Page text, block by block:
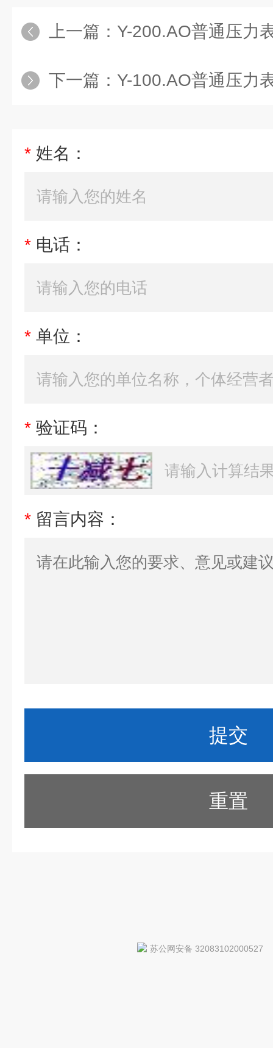
上一篇： Y-200.AO普通压力
下一篇： Y-100.AO普通压力
* 姓名：
* 电话：
* 单位：
* 验证码：
* 留言内容：
重置
苏公网安备 32083102000527